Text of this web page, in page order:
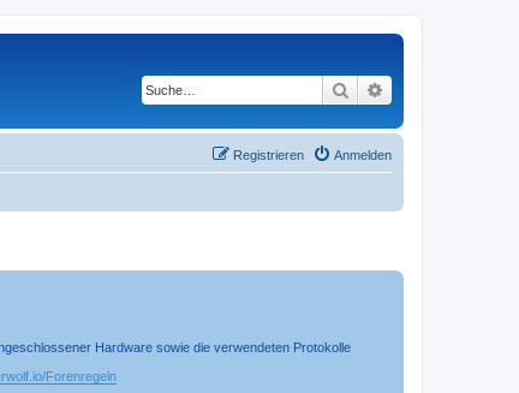
Suche
Anmelden
Registrieren
Hardware sowie die verwendeten Protokolle
Forenregeln